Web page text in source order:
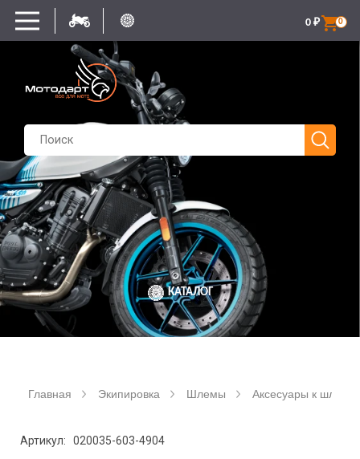
0
0 ₽
КАТАЛОГ
Главная Экипировка Шлемы Аксесуары к
Артикул: 020035-603-4904